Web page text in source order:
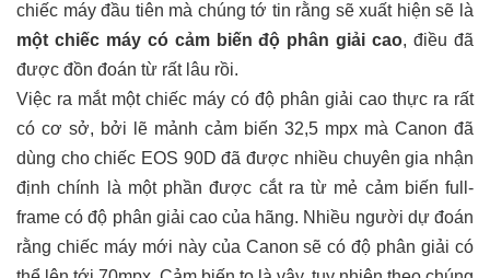
chiếc máy đầu tiên mà chúng tớ tin rằng sẽ xuất hiện sẽ là
một chiếc máy có cảm biến độ phân giải cao, điều đã
được đồn đoán từ rất lâu rồi.
Việc ra mắt một chiếc máy có độ phân giải cao thực ra rất
có cơ sở, bởi lẽ mảnh cảm biến 32,5 mpx mà Canon đã
dùng cho chiếc EOS 90D đã được nhiều chuyên gia nhận
định chính là một phần được cắt ra từ mẻ cảm biến full-
frame có độ phân giải cao của hãng. Nhiều người dự đoán
rằng chiếc máy mới này của Canon sẽ có độ phân giải có